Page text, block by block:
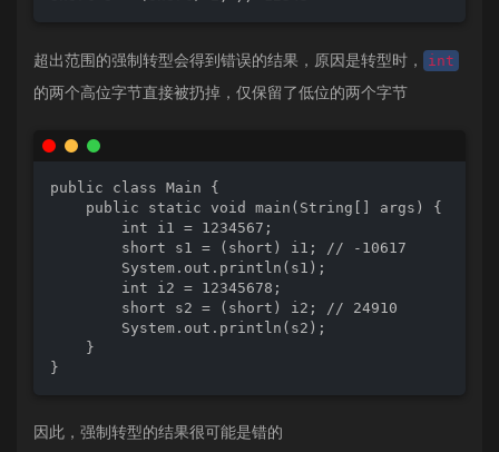
超出范围的强制转型会得到错误的结果，原因是转型时， int
的两个高位字节直接被扔掉，仅保留了低位的两个字节
public class Main {
    public static void main(String[] args) {
        int i1 = 1234567;
        short s1 = (short) i1; // -10617
        System.out.println(s1);
        int i2 = 12345678;
        short s2 = (short) i2; // 24910
        System.out.println(s2);
    }
}
因此，强制转型的结果很可能是错的